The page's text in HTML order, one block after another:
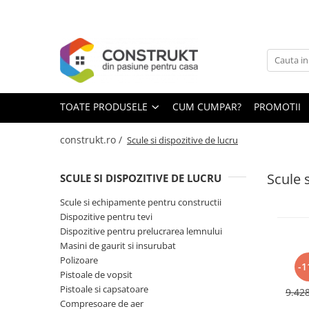
Toate Produsele
Centrale termice
Termoseminee, seminee si sobe
Cazane pe combustibil solid
Termostate de ambient
Aeroterme si destratificatoare de
Radiatoare si convectoare
Incalzire in pardoseala
Panouri radiante si incalzitoare cu
TOATE PRODUSELE CUM CUMPAR? PROMOTII
construkt.ro / Scule si dispozitive de lucru
Scule
SCULE SI DISPOZITIVE DE LUCRU
Scule si echipamente pentru constructii
Dispozitive pentru tevi
Dispozitive pentru prelucrarea lemnului
Masini de gaurit si insurubat
Polizoare
Pistoale de vopsit
Pistoale si capsatoare
Compresoare de aer
-